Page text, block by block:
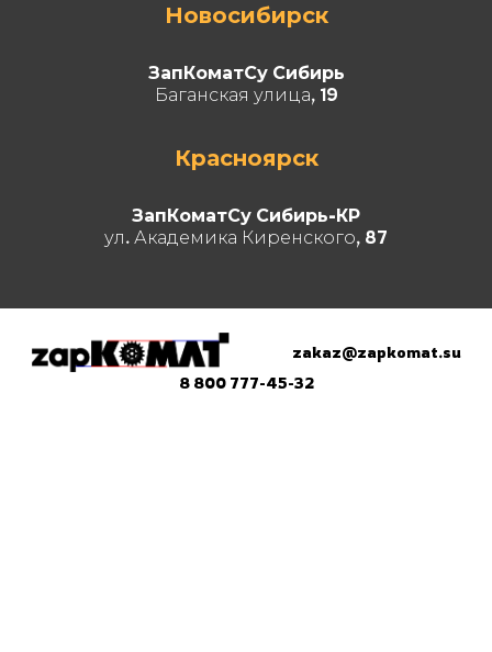
Новосибирск
ЗапКоматСу Сибирь
Баганская улица, 19
Красноярск
ЗапКоматСу Сибирь-КР
ул. Академика Киренского, 87
zakaz@zapkomat.su
8 800 777-45-32